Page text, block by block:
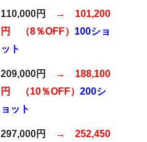
110,000円
→ 101,200
円 （8％OFF） 100ショ
ット
209,000円
→ 188,100
円 （10％OFF） 200シ
ョット
297,000円
→ 252,450